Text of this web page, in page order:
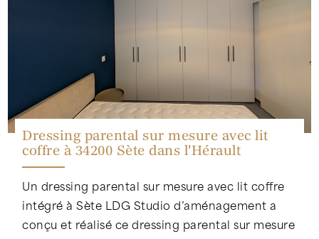
Dressing parental sur mesure avec lit
coffre à 34200 Sète dans l'Hérault
Un dressing parental sur mesure avec lit coffre
intégré à Sète LDG Studio d’aménagement a
conçu et réalisé ce dressing parental sur mesure